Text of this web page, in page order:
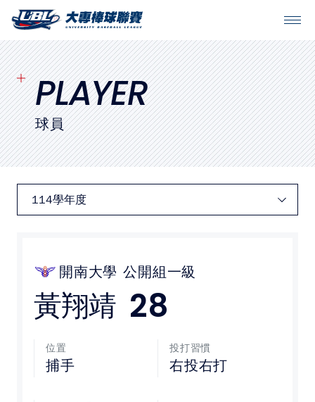
SITEMAP
首頁
球隊戰績
賽程表
球隊與球員
比賽場地
最新消息
下載專區
PLAYER
球員
開南大學 公開組一級
黃翔靖 28
位置
捕手
投打習慣
右投右打